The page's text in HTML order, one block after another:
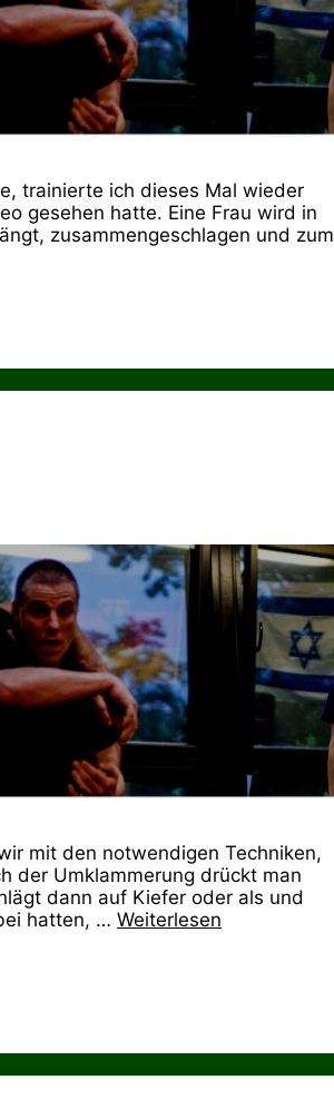
trainierte ich dieses Mal wieder
gesehen hatte. Eine Frau wird in
zusammengeschlagen und zum
mit den notwendigen Techniken,
der Umklammerung drückt man
dann auf Kiefer oder als und
hatten, … Weiterlesen